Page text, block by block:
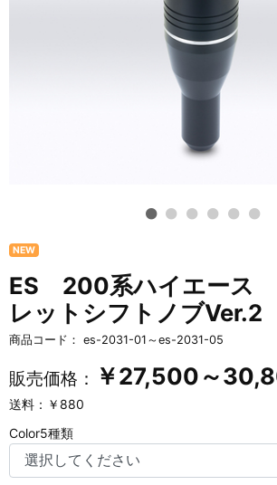
NEW
ES 200系ハイエー
レットシフトノブVer.2
商品コード： es-2031-01～es-2031-05
販売価格： ￥27,500～
送料：￥880
Color5種類